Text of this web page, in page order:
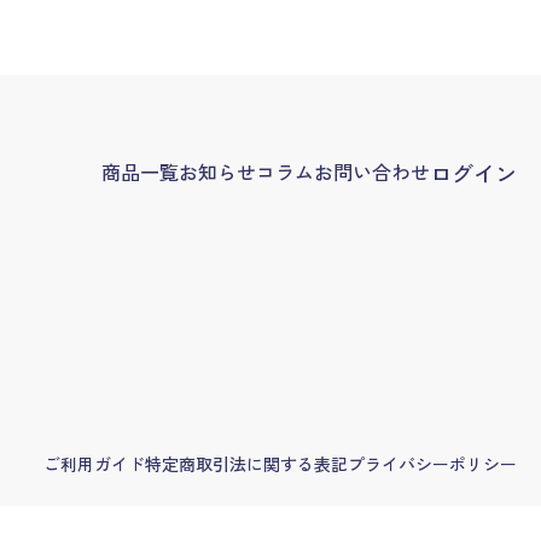
商品一覧お知らせコラムお問い合わせ ログイン
ご利用ガイド特定商取引法に関する表記プライバシーポリシー